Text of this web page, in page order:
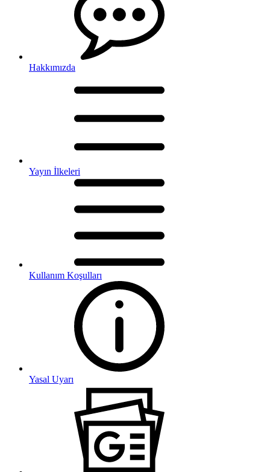
Hakkımızda
Yayın İlkeleri
Kullanım Koşulları
Yasal Uyarı